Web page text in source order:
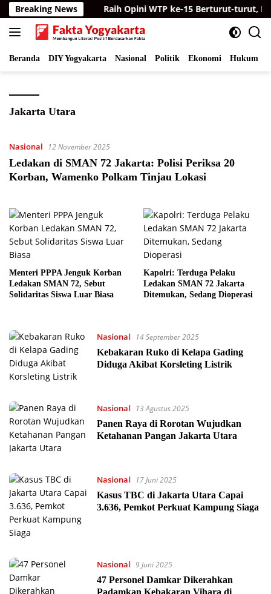
Langsung
ke
konten
Breaking News
Mercon Raih Opini WTP ke-15 Berturut-turut,
Beranda DIY Yogyakarta Nasional Politik Ekonomi Hukum
Jakarta Utara
Nasional 12 November 2025
Ledakan di SMAN 72 Jakarta: Polisi Periksa 20
Korban, Wamenko Polkam Tinjau Lokasi
Menteri PPPA Jenguk Korban
Ledakan SMAN 72, Sebut
Solidaritas Siswa Luar Biasa
Kapolri: Terduga Pelaku
Ledakan SMAN 72 Jakarta
Ditemukan, Sedang Dioperasi
Nasional
14 September 2025
Kebakaran Ruko di Kelapa Gading
Diduga Akibat Korsleting Listrik
Nasional
13 Agustus 2025
Panen Raya di Rorotan Wujudkan
Ketahanan Pangan Jakarta Utara
Nasional
17 Juni 2025
Kasus TBC di Jakarta Utara Capai
3.636, Pemkot Perkuat Kampung Siaga
Nasional 9 Juni 2025
47 Personel Damkar Dikerahkan
Padamkan Kebakaran Vihara di